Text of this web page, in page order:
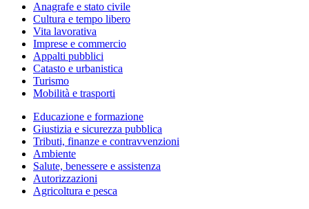
Anagrafe e stato civile
Cultura e tempo libero
Vita lavorativa
Imprese e commercio
Appalti pubblici
Catasto e urbanistica
Turismo
Mobilità e trasporti
Educazione e formazione
Giustizia e sicurezza pubblica
Tributi, finanze e contravvenzioni
Ambiente
Salute, benessere e assistenza
Autorizzazioni
Agricoltura e pesca